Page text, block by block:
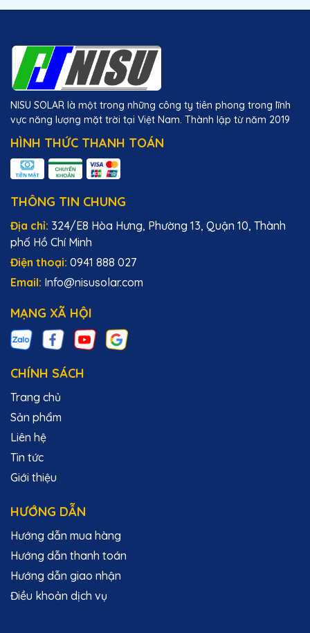
NISU SOLAR là một trong những công ty tiên phong trong lĩnh
vực năng lượng mặt trời tại Việt Nam. Thành lập từ năm 2019
HÌNH THỨC THANH TOÁN
THÔNG TIN CHUNG
Địa chỉ: 324/E8 Hòa Hưng, Phường 13, Quận 10, Thành
phố Hồ Chí Minh
Điện thoại: 0941 888 027
Email: Info@nisusolar.com
MẠNG XÃ HỘI
CHÍNH SÁCH
Trang chủ
Sản phẩm
Liên hệ
Tin tức
Giới thiệu
HƯỚNG DẪN
Hướng dẫn mua hàng
Hướng dẫn thanh toán
Hướng dẫn giao nhận
Điều khoản dịch vụ